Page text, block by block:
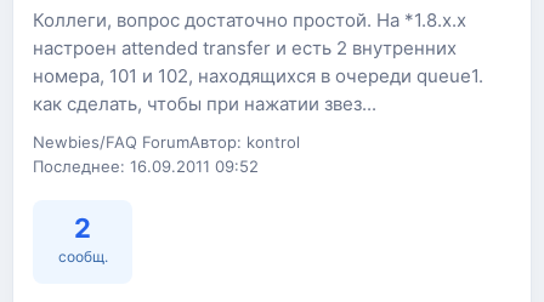
Коллеги, вопрос достаточно простой. На *1.8.x.x
настроен attended transfer и есть 2 внутренних
номера, 101 и 102, находящихся в очереди queue1.
как сделать, чтобы при нажатии звез...
Newbies/FAQ ForumАвтор: kontrol
Последнее: 16.09.2011 09:52
2
сообщ.